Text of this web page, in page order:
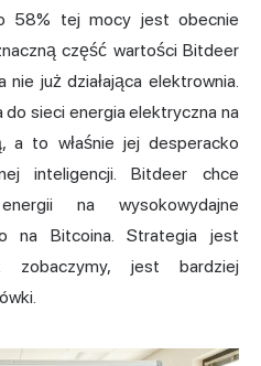
58% tej mocy jest obecnie
część wartości Bitdeer
już działająca elektrownia.
do sieci energia elektryczna na
a to właśnie jej desperacko
inteligencji. Bitdeer chce
na wysokowydajne
na Bitcoina. Strategia jest
zobaczymy, jest bardziej